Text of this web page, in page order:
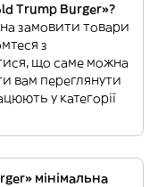
Trump Burger»?
замовити товари
з
що саме можна
вам переглянути
у категорії
мінімальна